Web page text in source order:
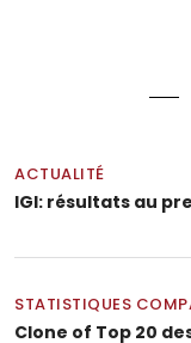
ACTUALITÉ
IGI: résultats au
STATISTIQUES
Clone of Top 20